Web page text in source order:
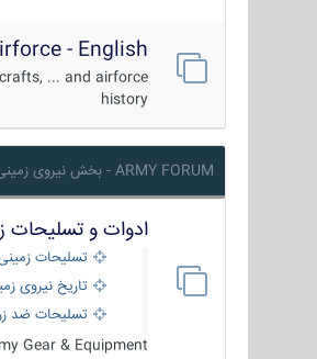
- English
... and airforce
history
ARMY FORUM - بخش نیروی زمینی
ادوات و تسلیحات
تسلیحات
تاریخ نیروی
تسلیحات ضد
Gear & Equipment